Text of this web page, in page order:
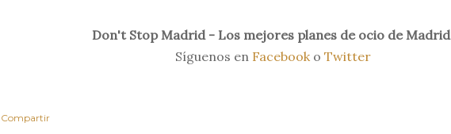
Don't Stop Madrid - Los mejores planes de ocio de Madrid
Síguenos en Facebooko Twitter
Compartir